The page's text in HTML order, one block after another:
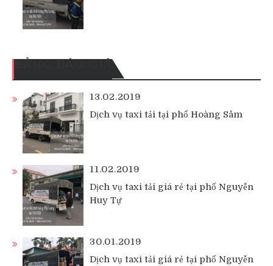
BẢNG BÁO GIÁ
13.02.2019
Dịch vụ taxi tải tại phố Hoàng Sâm
11.02.2019
Dịch vụ taxi tải giá rẻ tại phố Nguyễn
Huy Tự
30.01.2019
Dịch vụ taxi tải giá rẻ tại phố Nguyễn